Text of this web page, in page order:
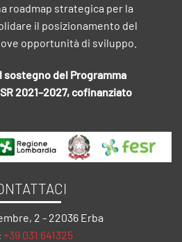
roadmap strategica per la
il posizionamento del
opportunità di sviluppo.
del Programma
2021–2027, cofinanziato
2 - 22036 Erba
+39 031 641325